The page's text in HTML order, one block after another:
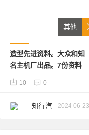
其他
造型先进资料。大众和知
名主机厂出品。7份资料
10 0
知行汽 2024-06-23